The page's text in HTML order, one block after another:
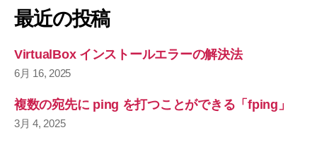
象
最近の投稿
VirtualBox インストールエラーの解決法
6月 16, 2025
複数の宛先に ping を打つことができる「fping」
3月 4, 2025